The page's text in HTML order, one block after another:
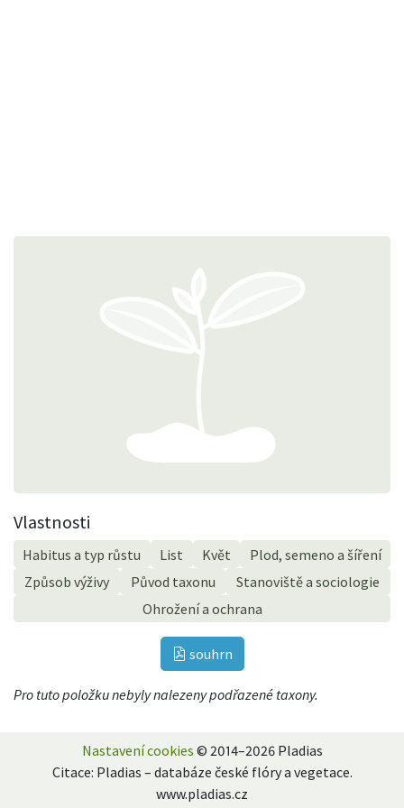
Vlastnosti
Habitus a typ růstu List Květ
Plod, semeno a šíření
Způsob výživy
Původ taxonu
Stanoviště a sociologie
Ohrožení a ochrana
souhrn
Pro tuto položku nebyly nalezeny podřazené taxony.
Nastavení cookies © 2014–2026 Pladias
Citace: Pladias – databáze české flóry a vegetace.
www.pladias.cz